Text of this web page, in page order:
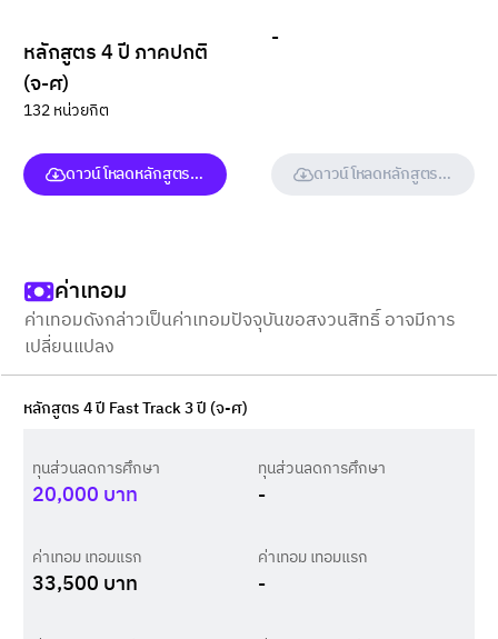
หลักสูตร 4 ปี ภาคปกติ
(จ-ศ)
132 หน่วยกิต
ดาวน์โหลดหลักสูตร (ฉบับเต็ม)
-
ดาวน์โหลดหลักสูตร (ฉบับเต็
ค่าเทอม
ค่าเทอมดังกล่าวเป็นค่าเทอมปัจจุบันขอสงวนสิทธิ์ อาจมีการ
เปลี่ยนแปลง
หลักสูตร 4 ปี Fast Track 3 ปี (จ-ศ)
ทุนส่วนลดการศึกษา
20,000 บาท
ค่าเทอม เทอมแรก
33,500 บาท
ทุนส่วนลดการศึกษา
-
ค่าเทอม เทอมแรก
-